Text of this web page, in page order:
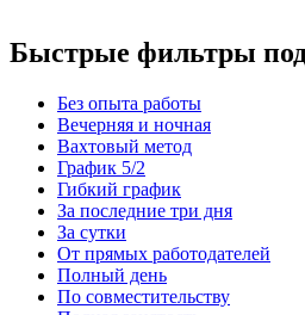
Быстрые фильтры
Без опыта работы
Вечерняя и ночная
Вахтовый метод
График 5/2
Гибкий график
За последние три дня
За сутки
От прямых работодателей
Полный день
По совместительству